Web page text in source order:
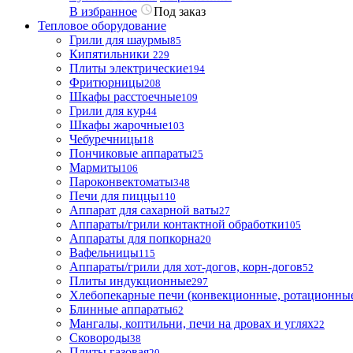
В избранное
Под заказ
Тепловое оборудование
Грили для шаурмы85
Кипятильники 229
Плиты электрические194
Фритюрницы208
Шкафы расстоечные109
Грили для кур44
Шкафы жарочные103
Чебуречницы18
Пончиковые аппараты25
Мармиты106
Пароконвектоматы348
Печи для пиццы110
Аппарат для сахарной ваты27
Аппараты/грили контактной обработки105
Аппараты для попкорна20
Вафельницы115
Аппараты/грили для хот-догов, корн-догов52
Плиты индукционные297
Хлебопекарные печи (конвекционные,
Блинные аппараты62
Мангалы, коптильни, печи на дровах и углях22
Сковороды38